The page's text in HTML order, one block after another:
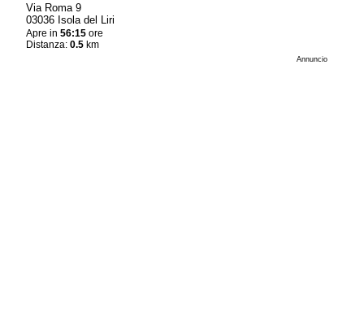
Via Roma 9
03036 Isola del Liri
Apre in56:15 ore
Distanza:0.5 km
Annuncio